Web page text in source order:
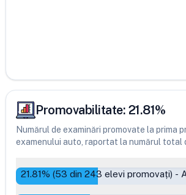
Promovabilitate: 21.81%
Numărul de examinări promovate la
examenului auto, raportat la numărul total
21.81% (53 din 243 elevi promovați) -